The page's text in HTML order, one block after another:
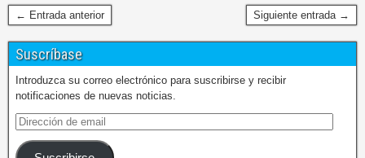
← Entrada anterior Siguiente entrada →
Suscríbase
Introduzca su correo electrónico para suscribirse y recibir
notificaciones de nuevas noticias.